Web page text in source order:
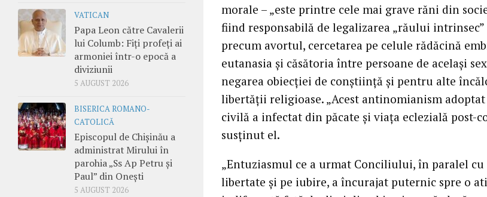
morale – „este printre cele mai grave răni din
fiind responsabilă de legalizarea „răului
precum avortul, cercetarea pe celule rădăcină
eutanasia şi căsătoria între persoane de acelaşi
negarea obiecţiei de conştiinţă şi pentru alte
libertăţii religioase. „Acest antinomianism adoptat
civilă a infectat din păcate şi viaţa eclezială post-
susţinut el.
„Entuziasmul ce a urmat Conciliului, în paralel cu
libertate şi pe iubire, a încurajat puternic spre o
VATICAN
Papa Leon către Cavalerii
lui Columb: Fiți profeți ai
armoniei într-o epocă a
diviziunii
5 AUGUST 2026
BISERICA ROMANO-
CATOLICĂ
Episcopul de Chișinău a
administrat Mirului în
parohia „Ss Ap Petru și
Paul” din Onești
5 AUGUST 2026